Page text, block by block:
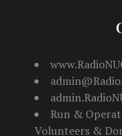
Run &
Volunteers &